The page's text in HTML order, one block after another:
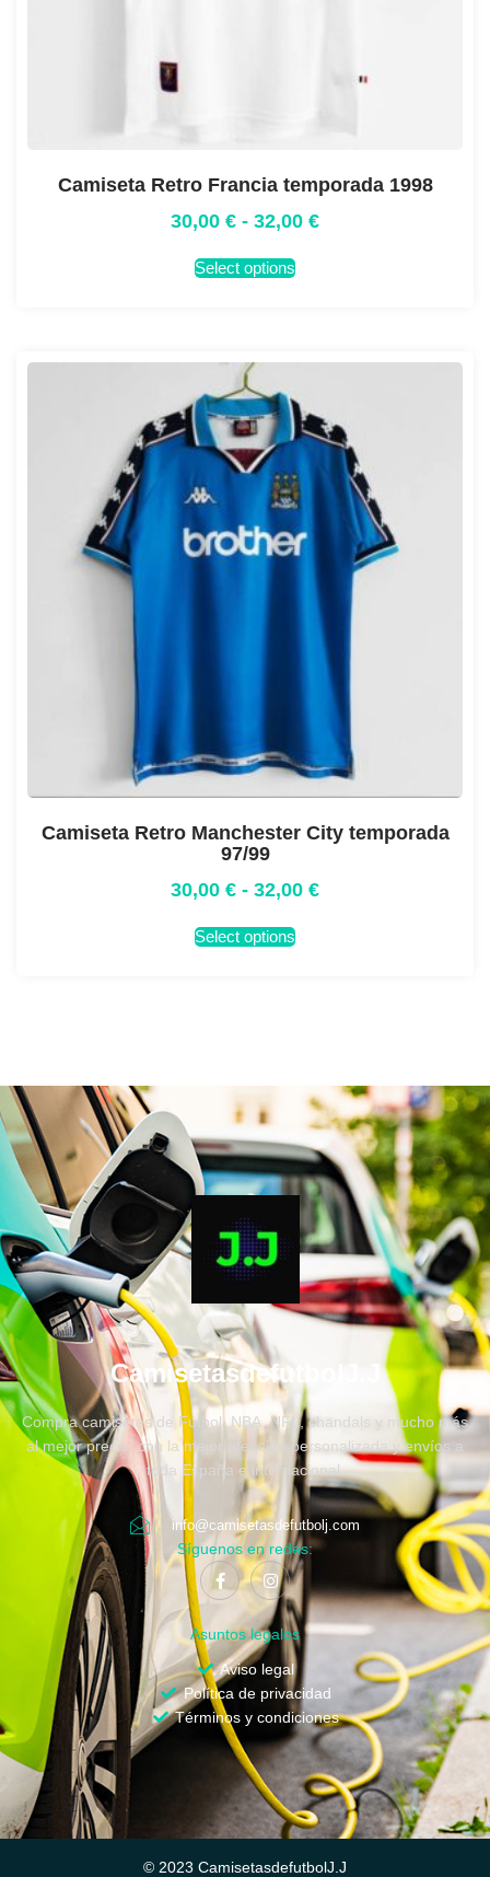
Camiseta Retro Francia temporada 1998
30,00 € - 32,00 €
Select options
Camiseta Retro Manchester City temporada
97/99
30,00 € - 32,00 €
Select options
CamisetasdefutbolJ.J
Compra camisetas de Fútbol, NBA, NFL, chandals y mucho más
al mejor precio, con la mejor atención personalizada y envíos a
toda España e internacional.
info@camisetasdefutbolj.com
Síguenos en redes:
Asuntos legales
Aviso legal
Política de privacidad
Términos y condiciones
© 2023 CamisetasdefutbolJ.J